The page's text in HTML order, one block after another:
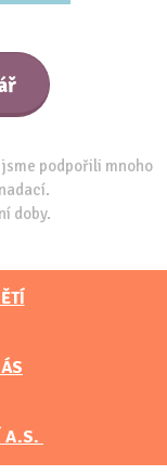
jsme podpořili mnoho
doby.
A.S.